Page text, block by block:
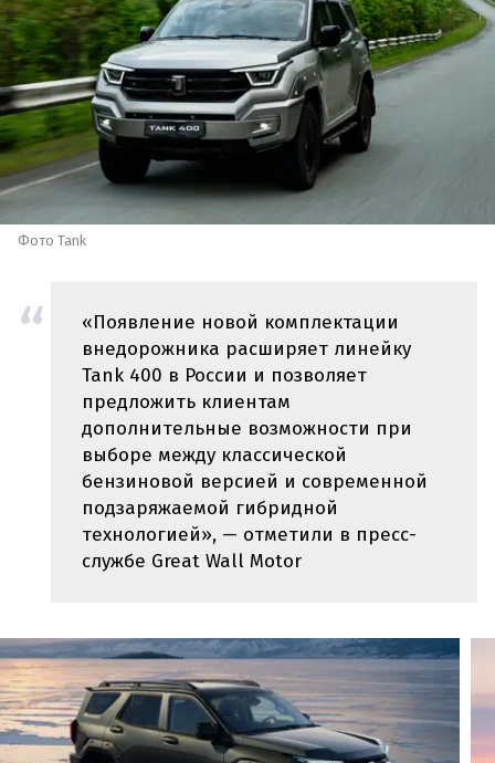
Фото Tank
«Появление новой комплектации
внедорожника расширяет линейку
Tank 400 в России и позволяет
предложить клиентам
дополнительные возможности при
выборе между классической
бензиновой версией и современной
подзаряжаемой гибридной
технологией», — отметили в пресс-
службе Great Wall Motor